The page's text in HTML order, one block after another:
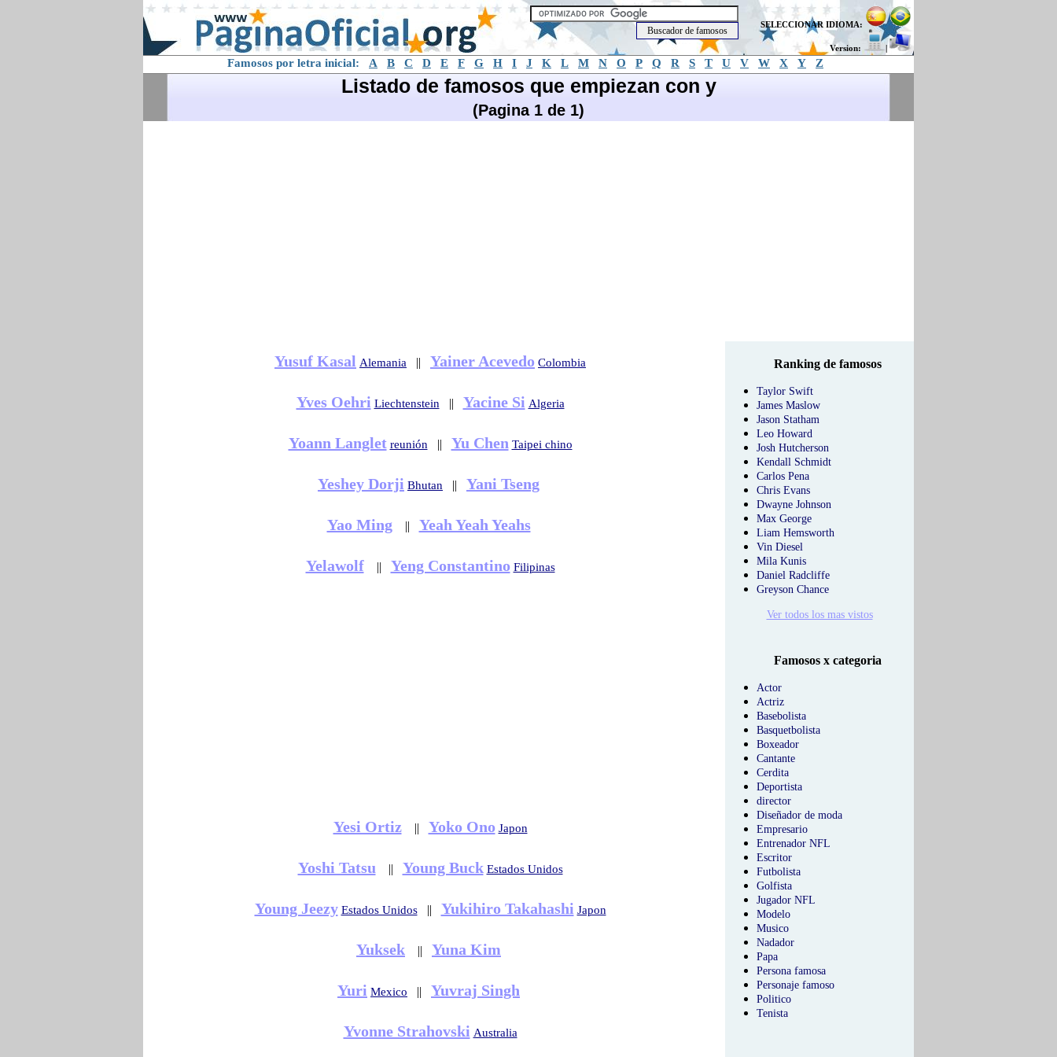
SELECCIONAR IDIOMA:
Version: |
Famosos por letra inicial: A B C D E F G H I J K L M N O P Q R S T U V W X Y Z
Listado de famosos que empiezan con y
(Pagina 1 de 1)
Yusuf Kasal Alemania || Yainer Acevedo Colombia
Yves Oehri Liechtenstein || Yacine Si Algeria
Yoann Langlet reunión || Yu Chen Taipei chino
Yeshey Dorji Bhutan || Yani Tseng
Yao Ming || Yeah Yeah Yeahs
Yelawolf || Yeng Constantino Filipinas
Yesi Ortiz || Yoko Ono Japon
Yoshi Tatsu || Young Buck Estados Unidos
Young Jeezy Estados Unidos|| Yukihiro Takahashi Japon
Yuksek || Yuna Kim
Yuri Mexico || Yuvraj Singh
Yvonne Strahovski Australia
Ranking de famosos
Taylor Swift
James Maslow
Jason Statham
Leo Howard
Josh Hutcherson
Kendall Schmidt
Carlos Pena
Chris Evans
Dwayne Johnson
Max George
Liam Hemsworth
Vin Diesel
Mila Kunis
Daniel Radcliffe
Greyson Chance
Ver todos los mas vistos
Famosos x categoria
Actor
Actriz
Basebolista
Basquetbolista
Boxeador
Cantante
Cerdita
Deportista
director
Diseñador de moda
Empresario
Entrenador NFL
Escritor
Futbolista
Golfista
Jugador NFL
Modelo
Musico
Nadador
Papa
Persona famosa
Personaje famoso
Politico
Tenista